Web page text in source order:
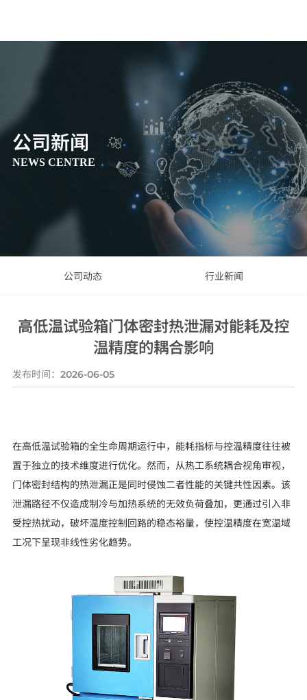
公司新闻
NEWS CENTRE
公司动态 行业新闻
高低温试验箱门体密封热泄漏对能耗及控
温精度的耦合影响
发布时间： 2026-06-05
在高低温试验箱的全生命周期运行中，能耗指标与控温精度往往被
置于独立的技术维度进行优化。然而，从热工系统耦合视角审视，
门体密封结构的热泄漏正是同时侵蚀二者性能的关键共性因素。该
泄漏路径不仅造成制冷与加热系统的无效负荷叠加，更通过引入非
受控热扰动，破坏温度控制回路的稳态裕量，使控温精度在宽温域
工况下呈现非线性劣化趋势。